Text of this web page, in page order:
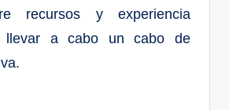
recursos y experiencia
llevar a cabo un cabo de